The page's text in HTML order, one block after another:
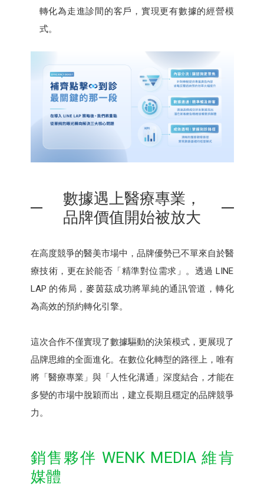
轉化為走進診間的客戶，實現更有數據的經營模
式。
數據遇上醫療專業，
品牌價值開始被放大
在高度競爭的醫美市場中，品牌優勢已不單來自於醫
療技術，更在於能否「精準對位需求」。透過 LINE
LAP 的佈局，麥茵茲成功將單純的通訊管道，轉化
為高效的預約轉化引擎。
這次合作不僅實現了數據驅動的決策模式，更展現了
品牌思維的全面進化。在數位化轉型的路徑上，唯有
將「醫療專業」與「人性化溝通」深度結合，才能在
多變的市場中脫穎而出，建立長期且穩定的品牌競爭
力。
銷售夥伴 WENK MEDIA 維肯
媒體